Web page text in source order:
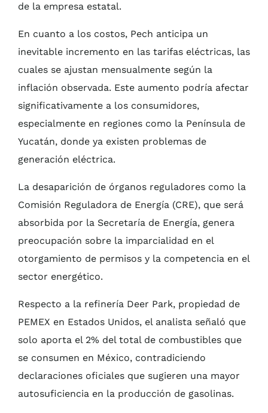
de la empresa estatal.
En cuanto a los costos, Pech anticipa un
inevitable incremento en las tarifas eléctricas, las
cuales se ajustan mensualmente según la
inflación observada. Este aumento podría afectar
significativamente a los consumidores,
especialmente en regiones como la Península de
Yucatán, donde ya existen problemas de
generación eléctrica.
La desaparición de órganos reguladores como la
Comisión Reguladora de Energía (CRE), que será
absorbida por la Secretaría de Energía, genera
preocupación sobre la imparcialidad en el
otorgamiento de permisos y la competencia en el
sector energético.
Respecto a la refinería Deer Park, propiedad de
PEMEX en Estados Unidos, el analista señaló que
solo aporta el 2% del total de combustibles que
se consumen en México, contradiciendo
declaraciones oficiales que sugieren una mayor
autosuficiencia en la producción de gasolinas.